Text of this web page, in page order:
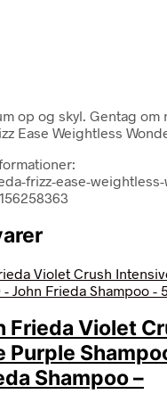
op og skyl. Gentag
Ease Weightless
frizz-ease-
Frieda Violet
Purple
Shampoo –